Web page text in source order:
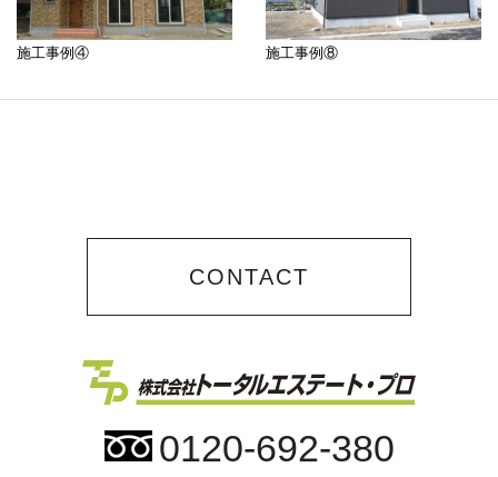
施工事例④ 施工事例⑧
CONTACT
0120-692-380